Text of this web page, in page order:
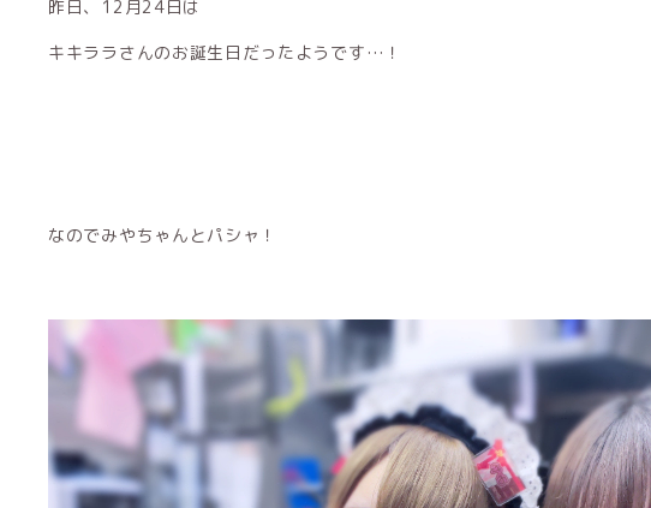
昨日、12月24日は
キキララさんのお誕生日だったようです…！
なのでみやちゃんとパシャ！